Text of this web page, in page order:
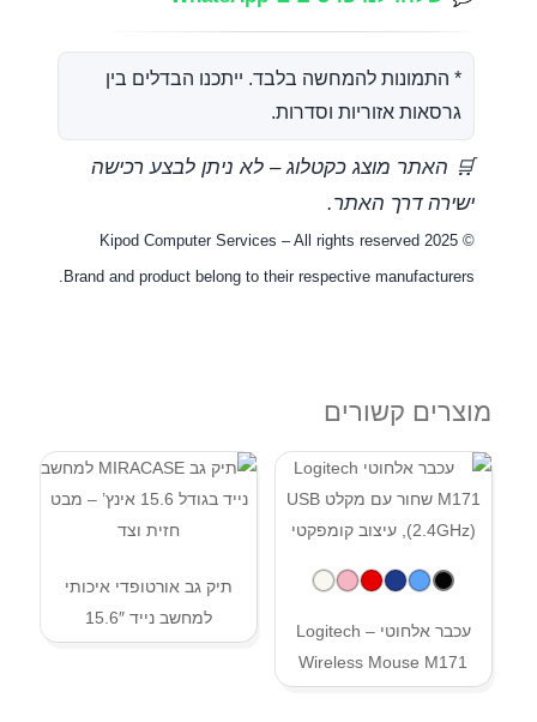
* התמונות להמחשה בלבד. ייתכנו הבדלים בין
גרסאות אזוריות וסדרות.
🛒 האתר מוצג כקטלוג – לא ניתן לבצע רכישה
ישירה דרך האתר.
© Kipod Computer Services – All rights reserved 2025
Brand and product belong to their respective manufacturers.
מוצרים קשורים
עכבר אלחוטי – Logitech
Wireless Mouse M171
תיק גב אורטופדי איכותי
למחשב נייד 15.6″